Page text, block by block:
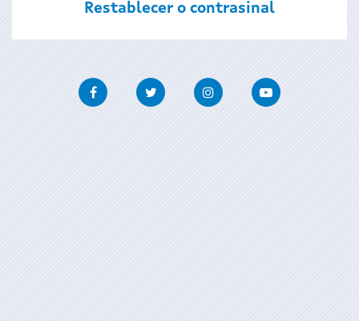
Restablecer o contrasinal
FacebookTwitter InstagramYoutube